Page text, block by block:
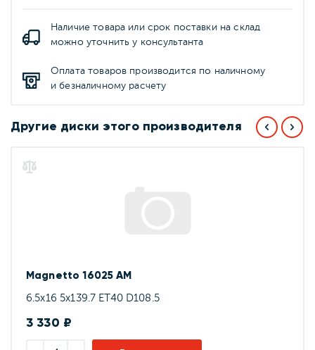
Наличие товара или срок поставки на склад
можно уточнить у консультанта
Оплата товаров производится по наличному
и безналичному расчету
Другие диски этого производителя
Magnetto 16025 AM
6.5x16 5x139.7 ET40 D108.5
3 330 ₽